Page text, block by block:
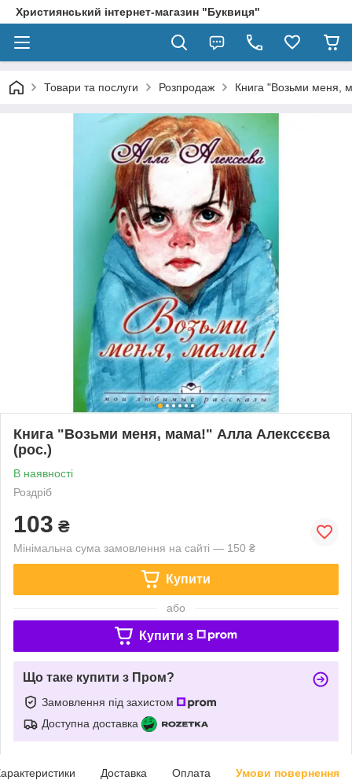
Християнський інтернет-магазин "Буквиця"
Товари та послуги Розпродаж Книга "Возьми меня,
Книга "Возьми меня, мама!" Алла Алексєєва
(рос.)
В наявності
Роздріб
103 ₴
Мінімальна сума замовлення на сайті — 150 ₴
Купити
або
Купити з
Що таке купити з Пром?
Замовлення під захистом
Доступна доставка
Доставка Оплата Умови повернення